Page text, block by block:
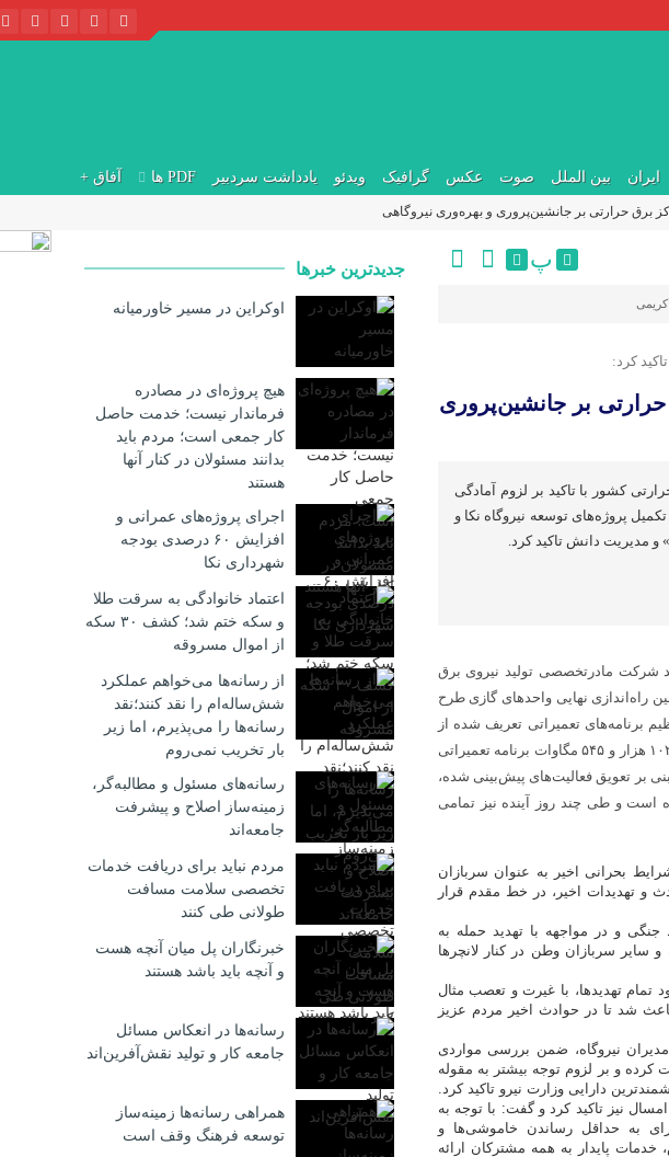
ایران بین الملل صوت عکس گرافیک ویدئو یادداشت سردبیر PDF ها آفاق +
برق حرارتی بر جانشین‌پروری و بهره‌وری نیروگاهی
پ
کرد:
حرارتی بر جانشین‌پروری
کشور با تاکید بر لزوم آمادگی
پروژه‌های توسعه نیروگاه نکا و
و مدیریت دانش تاکید کرد.
شرکت مادرتخصصی تولید نیروی برق
راه‌اندازی نهایی واحدهای گازی طرح
برنامه‌های تعمیراتی تعریف شده از
مهر‌ماه سال گذشته تاکنون، اظهار داشت: برای فصل تعمیرات جاری بالغ بر ۱۰۲ هزار و ۵۴۵ مگاوات برنامه تعمیراتی
بر تعویق فعالیت‌های پیش‌بینی شده،
است و طی چند روز آینده نیز تمامی
بحرانی اخیر به عنوان سربازان
و تهدیدات اخیر، در خط مقدم قرار
و در مواجهه با تهدید حمله به
و سایر سربازان وطن در کنار لانچرها
تهدیدها، با غیرت و تعصب مثال
شد تا در حوادث اخیر مردم عزیز
نیروگاه، ضمن بررسی مواردی
کرده و بر لزوم توجه بیشتر به مقوله
دارایی وزارت نیرو تاکید کرد.
نیز تاکید کرد و گفت: با توجه به
به حداقل رساندن خاموشی‌ها و
خدمات پایدار به همه مشترکان ارائه
جدیدترین خبرها
اوکراین در مسیر خاورمیانه
هیچ پروژه‌ای در مصادره
فرماندار نیست؛ خدمت حاصل
کار جمعی است؛ مردم باید
بدانند مسئولان در کنار آنها
هستند
اجرای پروژه‌های عمرانی و
افزایش ۶۰ درصدی بودجه
شهرداری نکا
اعتماد خانوادگی به سرقت طلا
و سکه ختم شد؛ کشف ۳۰ سکه
از اموال مسروقه
از رسانه‌ها می‌خواهم عملکرد
شش‌ساله‌ام را نقد کنند؛نقد
رسانه‌ها را می‌پذیرم، اما زیر
بار تخریب نمی‌روم
رسانه‌های مسئول و مطالبه‌گر،
زمینه‌ساز اصلاح و پیشرفت
جامعه‌اند
مردم نباید برای دریافت خدمات
تخصصی سلامت مسافت
طولانی طی کنند
خبرنگاران پل میان آنچه هست
و آنچه باید باشد هستند
رسانه‌ها در انعکاس مسائل
جامعه کار و تولید نقش‌آفرین‌اند
همراهی رسانه‌ها زمینه‌ساز
توسعه فرهنگ وقف است